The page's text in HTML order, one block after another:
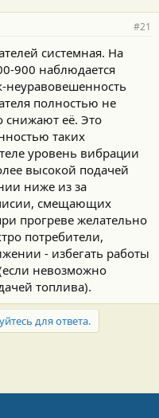
#21
системная. На
900 наблюдается
неуравовешенность
полностью не
снижают её. Это
таких
уровень вибрации
высокой подачей
ниже из за
смещающих
прогреве желательно
потребители,
- избегать работы
невозможно
топлива).
для ответа.
почта